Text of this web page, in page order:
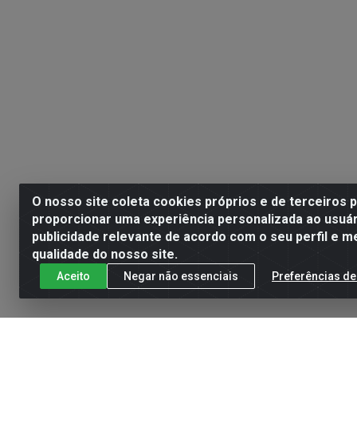
O nosso site coleta cookies próprios e de terceiros
proporcionar uma experiência personalizada ao
publicidade relevante de acordo com o seu perfil e
qualidade do nosso site.
Aceito Negar não essenciais Preferências